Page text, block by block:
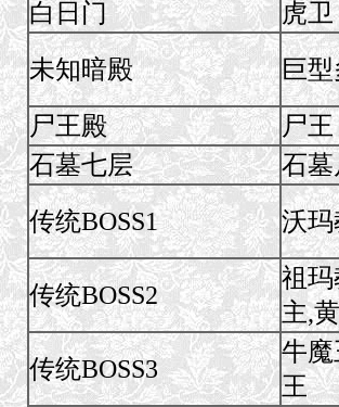
白日门
虎卫
未知暗殿
巨
尸王殿
尸王
石墓七层
石
传统BOSS1
沃
传统BOSS2
祖
主,
传统BOSS3
牛
王